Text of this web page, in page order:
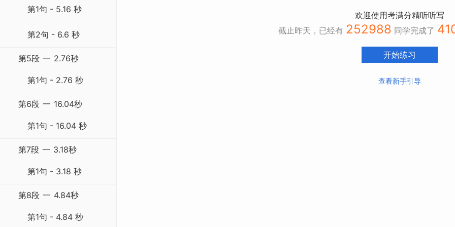
第1句 - 5.16 秒
第2句 - 6.6 秒
第5段 一 2.76秒
第1句 - 2.76 秒
第6段 一 16.04秒
第1句 - 16.04 秒
第7段 一 3.18秒
第1句 - 3.18 秒
第8段 一 4.84秒
第1句 - 4.84 秒
欢迎使用考满分精听听写
截止昨天，已经有 252988 同学完成了
开始练习
查看新手引导